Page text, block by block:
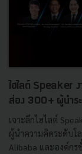
ไฮไลต์ Speaker
ส่อง 300+ ผู้นำร
เจาะลึกไฮไลต์
ผู้นำความคิดระดับโ
Alibaba และองค์ก